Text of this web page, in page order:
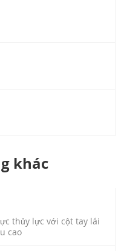
khác
thủy lực với cột tay lái
cao